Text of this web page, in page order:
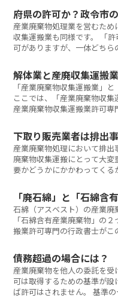
府県の許可か？政令市
産業廃棄物処理業を営むた
収集運搬業も同様です。 「
可がありますが、一体どちら
解体業と産廃収集運搬
「産業廃棄物収集運搬業」
ここでは、「産業廃棄物収集
産業廃棄物収集運搬業許可専
下取り販売業者は排出
産業廃棄物処理において排
廃棄物収集運搬にとって大
要かどうかにかかわってくる
す。
「廃石綿」と「石綿含
石綿（アスベスト）の産業
「石綿含有産業廃棄物」の
搬業許可専門の行政書士がこ
債務超過の場合には？
産業廃棄物を他人の委託を
可は取得するための基準が
ば許可はされません。 基準